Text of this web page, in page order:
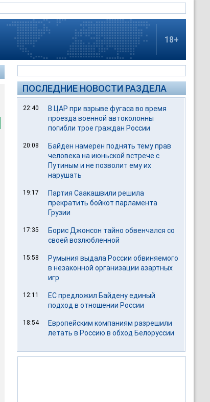
18+
ПОСЛЕДНИЕ НОВОСТИ РАЗДЕЛА
22:40
В ЦАР при взрыве фугаса во время
проезда военной автоколонны
погибли трое граждан России
20:08
Байден намерен поднять тему прав
человека на июньской встрече с
Путиным и не позволит ему их
нарушать
19:17
Партия Саакашвили решила
прекратить бойкот парламента
Грузии
17:35
Борис Джонсон тайно обвенчался со
своей возлюбленной
15:58
Румыния выдала России обвиняемого
в незаконной организации азартных
игр
12:11
ЕС предложил Байдену единый
подход в отношении России
18:54
Европейским компаниям разрешили
летать в Россию в обход Белоруссии